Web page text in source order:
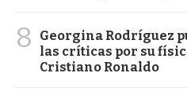
8
Georgina Rodríguez
las críticas por su
Cristiano Ronaldo